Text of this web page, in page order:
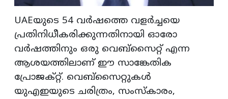
UAEയുടെ 54 വർഷത്തെ വളർച്ചയെ
പ്രതിനിധീകരിക്കുന്നതിനായി ഓരോ
വർഷത്തിനും ഒരു വെബ്സൈറ്റ് എന്ന
ആശയത്തിലാണ് ഈ സാങ്കേതിക
പ്രോജക്റ്റ്. വെബ്സൈറ്റുകൾ
യുഎഇയുടെ ചരിത്രം, സംസ്കാരം,